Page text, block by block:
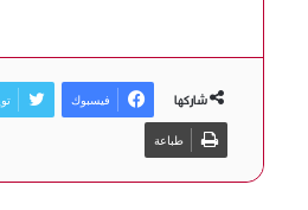
شاركها فيسبوك
طباعة